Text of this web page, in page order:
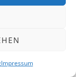
Impressum